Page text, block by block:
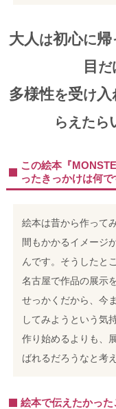
大人は初心に帰
目 だ
多様性を受け入
らえたら
この絵本『
ったきっかけは何で
絵本は昔から作って
間もかかるイメージ
んです。そうしたと
名古屋で作品の展示
せっかくだから、今
してみようという気
作り始めるよりも、
ばれるだろうなと考
絵本で伝えたかった